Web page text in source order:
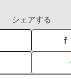
シェアする